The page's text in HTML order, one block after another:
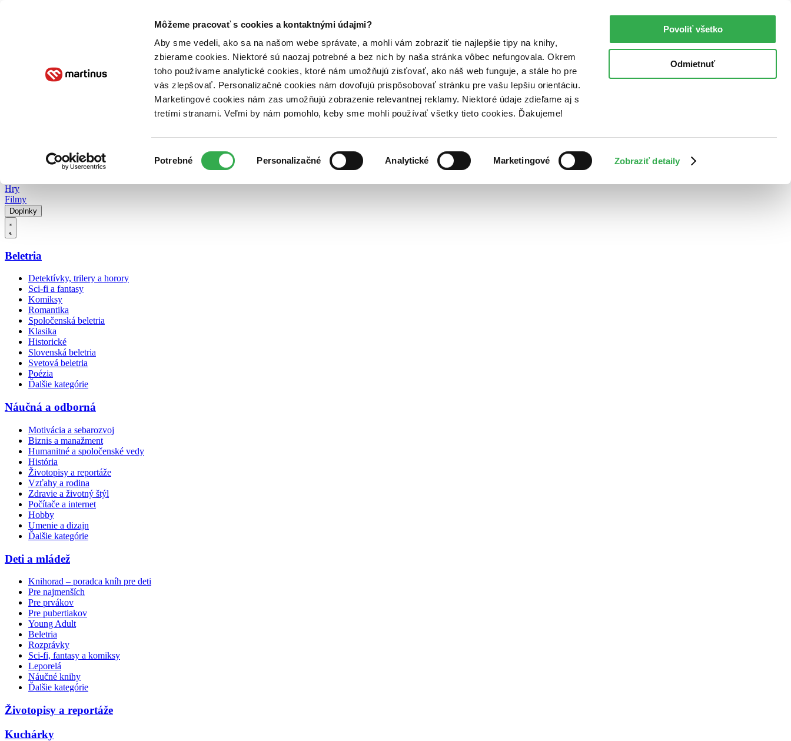
Môžeme pracovať s cookies a kontaktnými údajmi?
Aby sme vedeli, ako sa na našom webe správate, a mohli vám zobraziť tie najlepšie tipy na knihy,
zbierame cookies. Niektoré sú naozaj potrebné a bez nich by naša stránka vôbec nefungovala. Okrem
toho používame analytické cookies, ktoré nám umožňujú zisťovať, ako náš web funguje, a stále ho pre
vás zlepšovať. Personalizačné cookies nám dovoľujú prispôsobovať stránku pre vašu lepšiu orientáciu.
Marketingové cookies nám zas umožňujú zobrazenie relevantnej reklamy. Niektoré údaje zdieľame aj s
tretími stranami. Veľmi by nám pomohlo, keby sme mohli používať všetky tieto cookies. Ďakujeme!
súhlasu
Potrebné Personalizačné Analytické Marketingové Zobraziť detaily
Povoliť všetko
Odmietnuť
Poukážky Kontakt
Hry
Filmy
Doplnky
Beletria
Detektívky, trilery a horory
Sci-fi a fantasy
Komiksy
Romantika
Spoločenská beletria
Klasika
Historické
Slovenská beletria
Svetová beletria
Poézia
Ďalšie kategórie
Náučná a odborná
Motivácia a sebarozvoj
Biznis a manažment
Humanitné a spoločenské vedy
História
Životopisy a reportáže
Vzťahy a rodina
Zdravie a životný štýl
Počítače a internet
Hobby
Umenie a dizajn
Ďalšie kategórie
Deti a mládež
Knihorad – poradca kníh pre deti
Pre najmenších
Pre prvákov
Pre pubertiakov
Young Adult
Beletria
Rozprávky
Sci-fi, fantasy a komiksy
Leporelá
Náučné knihy
Ďalšie kategórie
Životopisy a reportáže
Kuchárky